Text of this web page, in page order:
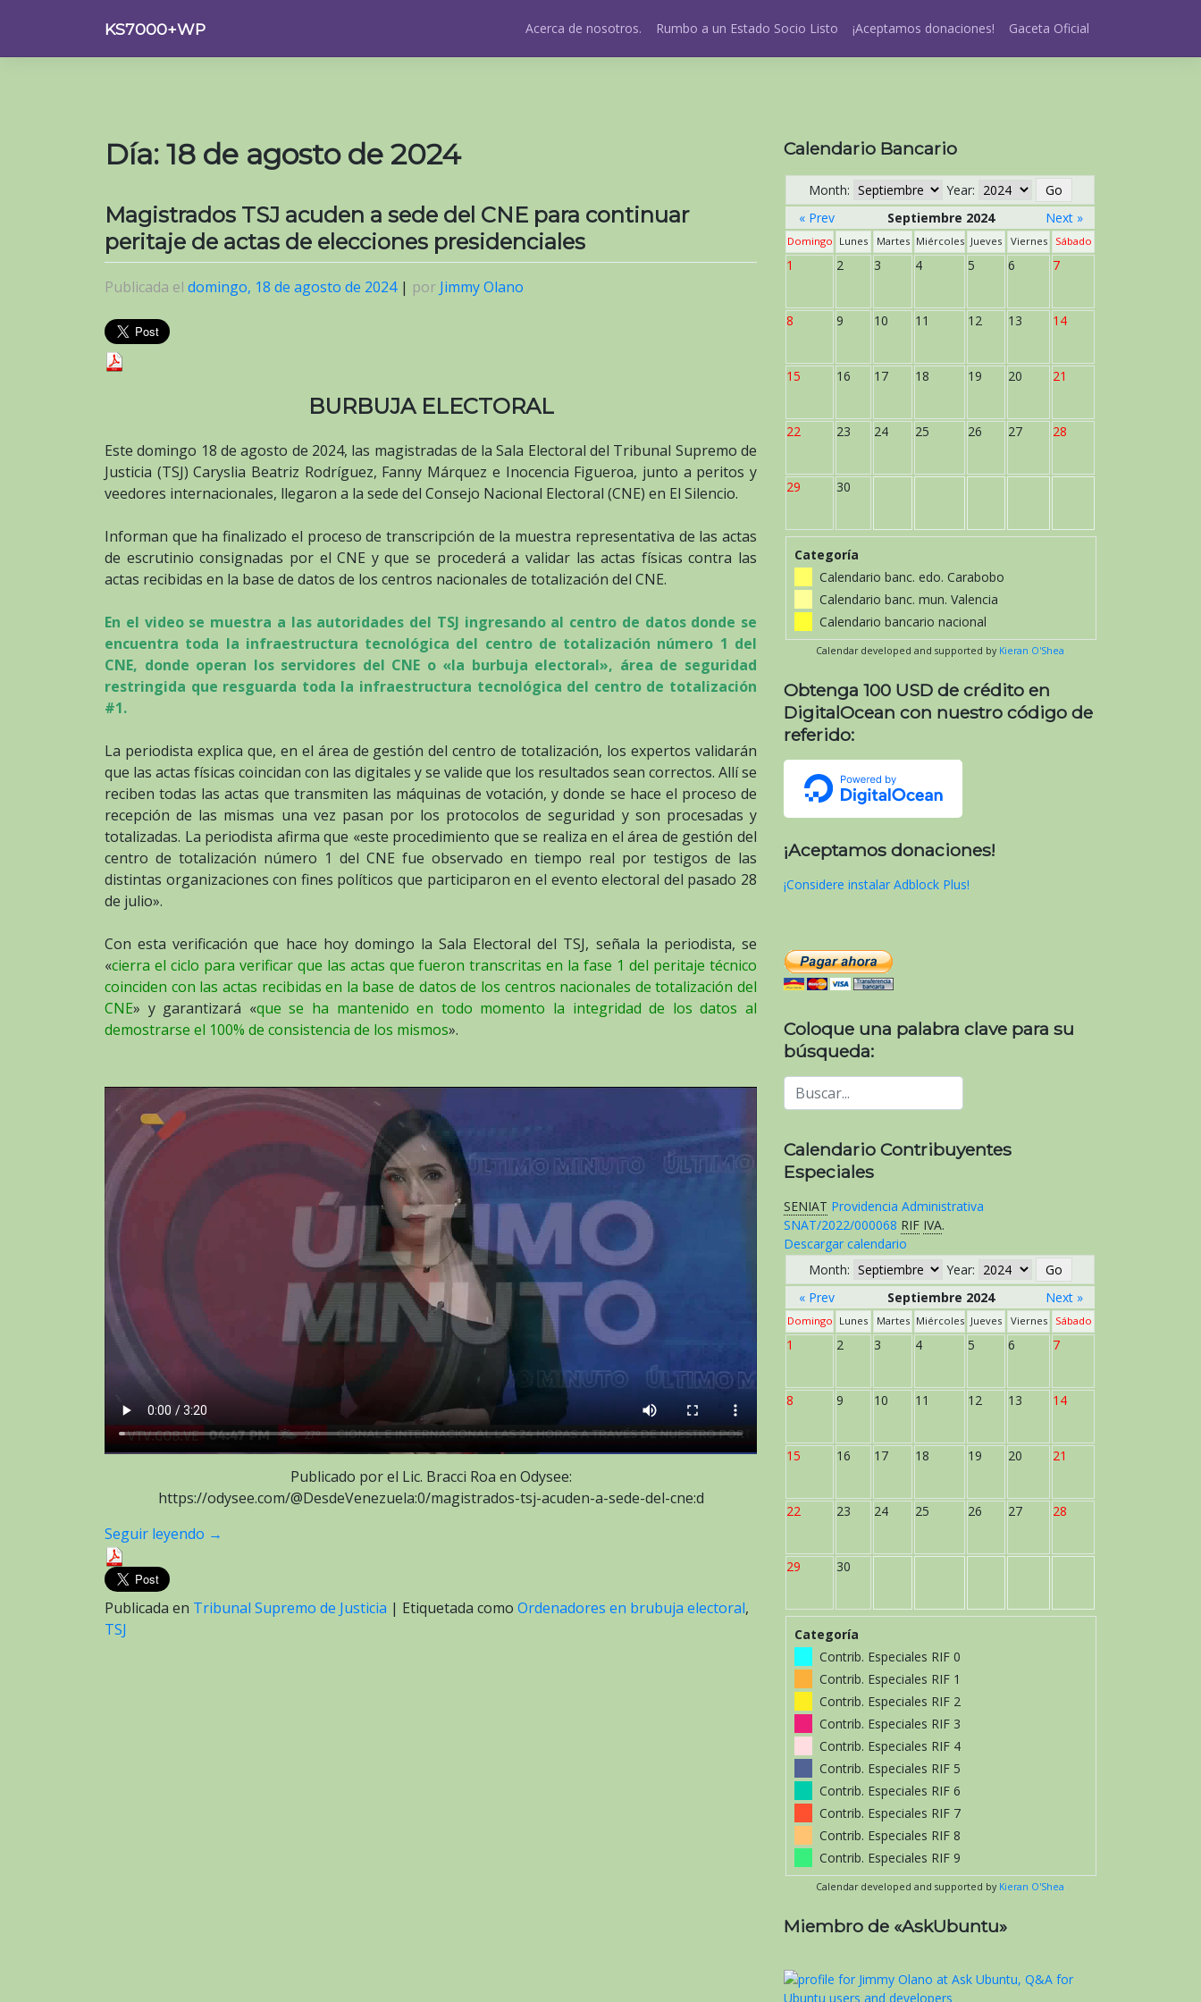
contenido
KS7000+WP Acerca de nosotros. Rumbo a un Estado Socio Listo ¡Aceptamos donaciones! Gaceta Oficial
Día: 18 de agosto de 2024
Magistrados TSJ acuden a sede del CNE para continuar
peritaje de actas de elecciones presidenciales
Publicada el domingo, 18 de agosto de 2024| por Jimmy Olano
BURBUJA ELECTORAL
Este domingo 18 de agosto de 2024, las magistradas de la Sala Electoral del Tribunal Supremo de
Justicia (TSJ) Caryslia Beatriz Rodríguez, Fanny Márquez e Inocencia Figueroa, junto a peritos y
veedores internacionales, llegaron a la sede del Consejo Nacional Electoral (CNE) en El Silencio.
Informan que ha finalizado el proceso de transcripción de la muestra representativa de las actas
de escrutinio consignadas por el CNE y que se procederá a validar las actas físicas contra las
actas recibidas en la base de datos de los centros nacionales de totalización del CNE.
En el video se muestra a las autoridades del TSJ ingresando al centro de datos donde se
encuentra toda la infraestructura tecnológica del centro de totalización número 1 del
CNE, donde operan los servidores del CNE o «la burbuja electoral», área de seguridad
restringida que resguarda toda la infraestructura tecnológica del centro de totalización
#1.
La periodista explica que, en el área de gestión del centro de totalización, los expertos validarán
que las actas físicas coincidan con las digitales y se valide que los resultados sean correctos. Allí se
reciben todas las actas que transmiten las máquinas de votación, y donde se hace el proceso de
recepción de las mismas una vez pasan por los protocolos de seguridad y son procesadas y
totalizadas. La periodista afirma que «este procedimiento que se realiza en el área de gestión del
centro de totalización número 1 del CNE fue observado en tiempo real por testigos de las
distintas organizaciones con fines políticos que participaron en el evento electoral del pasado 28
de julio».
Con esta verificación que hace hoy domingo la Sala Electoral del TSJ, señala la periodista, se
«cierra el ciclo para verificar que las actas que fueron transcritas en la fase 1 del peritaje técnico
coinciden con las actas recibidas en la base de datos de los centros nacionales de totalización del
CNE» y garantizará «que se ha mantenido en todo momento la integridad de los datos al
demostrarse el 100% de consistencia de los mismos».
Publicado por el Lic. Bracci Roa en Odysee:
https://odysee.com/@DesdeVenezuela:0/magistrados-tsj-acuden-a-sede-del-cne:d
Seguir leyendo →
Publicada en Tribunal Supremo de Justicia | Etiquetada como Ordenadores en brubuja electoral,
TSJ
Calendario Bancario
Month:
Year:
« Prev
Septiembre 2024 Next »
Domingo Lunes Martes Miércoles Jueves Viernes Sábado
1 2 3 4 5 6 7
8 9 10 11 12 13 14
15 16 17 18 19 20 21
22 23 24 25 26 27 28
29 30
Categoría
Calendario banc. edo. Carabobo
Calendario banc. mun. Valencia
Calendario bancario nacional
Calendar developed and supported by Kieran O'Shea
Obtenga 100 USD de crédito en
DigitalOcean con nuestro código de
referido:
¡Aceptamos donaciones!
¡Considere instalar Adblock Plus!
Coloque una palabra clave para su
búsqueda:
Calendario Contribuyentes
Especiales
SENIAT Providencia Administrativa
SNAT/2022/000068 RIF IVA.
Descargar calendario
Month:
Year:
« Prev
Septiembre 2024 Next »
Domingo Lunes Martes Miércoles Jueves Viernes Sábado
1 2 3 4 5 6 7
8 9 10 11 12 13 14
15 16 17 18 19 20 21
22 23 24 25 26 27 28
29 30
Categoría
Contrib. Especiales RIF 0
Contrib. Especiales RIF 1
Contrib. Especiales RIF 2
Contrib. Especiales RIF 3
Contrib. Especiales RIF 4
Contrib. Especiales RIF 5
Contrib. Especiales RIF 6
Contrib. Especiales RIF 7
Contrib. Especiales RIF 8
Contrib. Especiales RIF 9
Calendar developed and supported by Kieran O'Shea
Miembro de «AskUbuntu»